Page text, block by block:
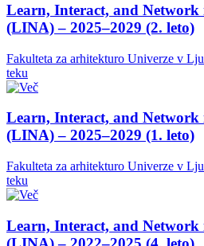
Learn, Interact, and Network
(LINA) – 2025–2029 (2. leto)
Fakulteta za arhitekturo Univerze v
teku
Learn, Interact, and Network
(LINA) – 2025–2029 (1. leto)
Fakulteta za arhitekturo Univerze v
teku
Learn, Interact, and Network